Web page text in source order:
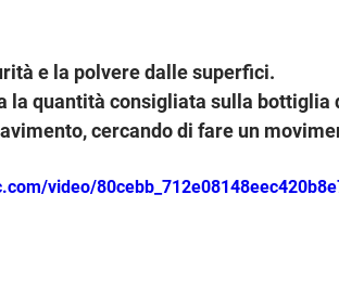
e la polvere dalle superfici.
la quantità consigliata sulla bottiglia
cercando di fare un
video/